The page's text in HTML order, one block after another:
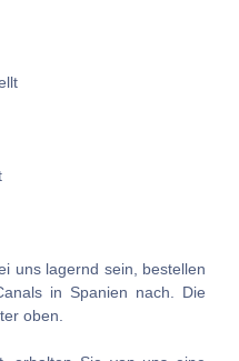
uns lagernd sein, bestellen
in Spanien nach. Die
oben.